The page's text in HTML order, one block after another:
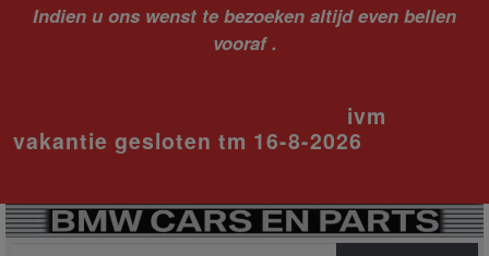
Indien u ons wenst te bezoeken altijd even bellen
vooraf .
ivm
vakantie gesloten tm 16-8-2026